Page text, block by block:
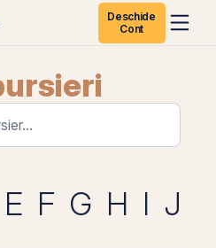
Deschide
Cont
E F G H I J